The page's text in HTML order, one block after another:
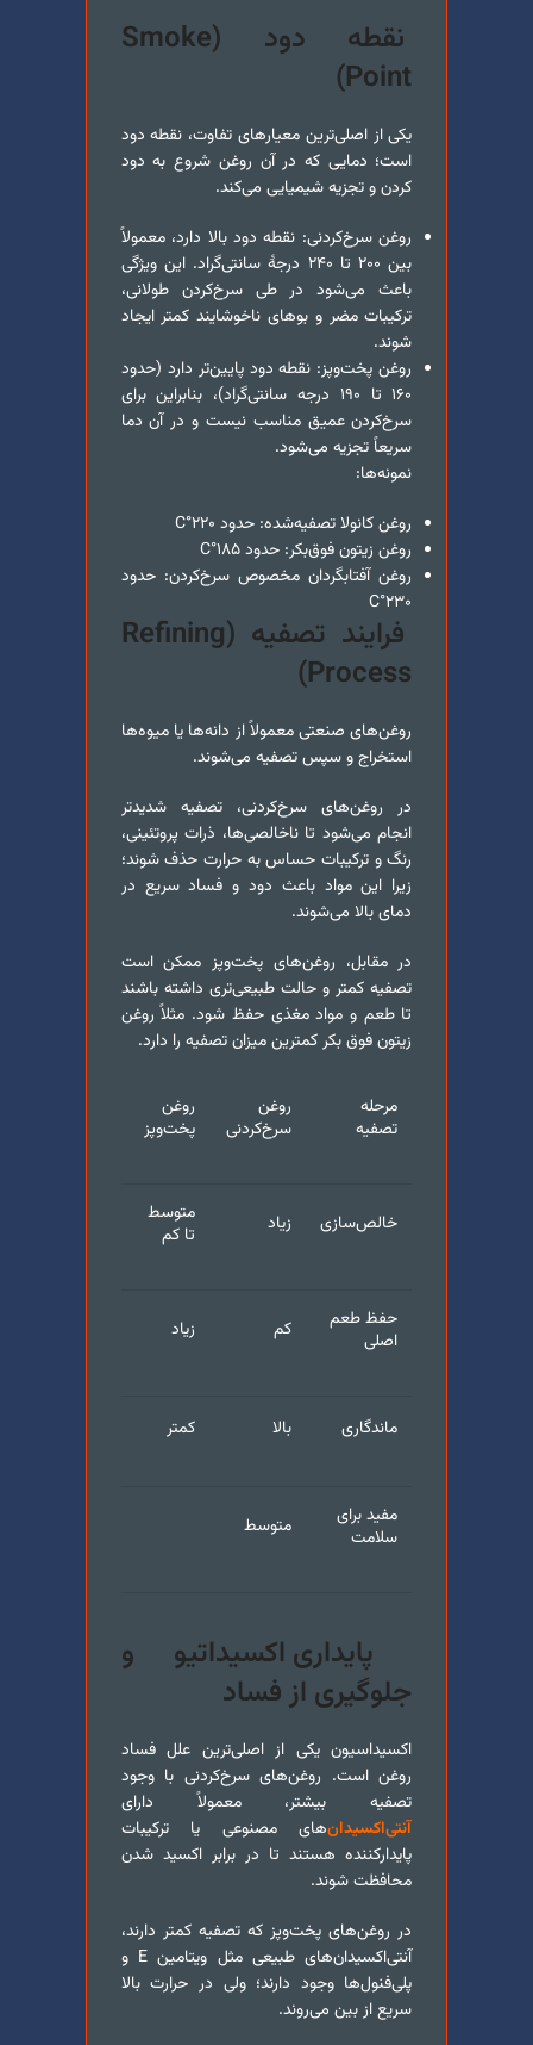
نقطه دود (Smoke
Point
)
یکی از اصلی‌ترین معیارهای تفاوت، نقطه دود
است؛ دمایی که در آن روغن شروع به دود
کردن و تجزیه شیمیایی می‌کند.
روغن سرخ‌کردنی: نقطه دود بالا دارد، معمولاً
بین ۲۰۰ تا ۲۴۰ درجهٔ سانتی‌گراد. این ویژگی
باعث می‌شود در طی سرخ‌کردن طولانی،
ترکیبات مضر و بوهای ناخوشایند کمتر ایجاد
شوند.
روغن پخت‌و‌پز: نقطه دود پایین‌تر دارد (حدود
۱۶۰ تا ۱۹۰ درجه سانتی‌گراد)، بنابراین برای
سرخ‌کردن عمیق مناسب نیست و در آن دما
سریعاً تجزیه می‌شود.
نمونه‌ها:
روغن کانولا تصفیه‌شده: حدود ۲۲۰°C
روغن زیتون فوق‌بکر: حدود ۱۸۵°C
روغن آفتابگردان مخصوص سرخ‌کردن: حدود
۲۳۰°C
فرایند تصفیه (Refining
Process
)
روغن‌های صنعتی معمولاً از دانه‌ها یا میوه‌ها
استخراج و سپس تصفیه می‌شوند.
در روغن‌های سرخ‌کردنی، تصفیه شدیدتر
انجام می‌شود تا ناخالصی‌ها، ذرات پروتئینی،
رنگ و ترکیبات حساس به حرارت حذف شوند؛
زیرا این مواد باعث دود و فساد سریع در
دمای بالا می‌شوند.
در مقابل، روغن‌های پخت‌و‌پز ممکن است
تصفیه کمتر و حالت طبیعی‌تری داشته باشند
تا طعم و مواد مغذی حفظ شود. مثلاً روغن
زیتون فوق بکر کمترین میزان تصفیه را دارد.
مرحله
تصفیه
روغن
سرخ‌کردنی
روغن
پخت‌و‌پز
خالص‌سازی زیاد
متوسط
تا کم
حفظ طعم
اصلی
کم زیاد
ماندگاری بالا کمتر
مفید برای
سلامت
متوسط
پایداری اکسیداتیو و
جلوگیری از فساد
اکسیداسیون یکی از اصلی‌ترین علل فساد
روغن است. روغن‌های سرخ‌کردنی با وجود
تصفیه بیشتر، معمولاً دارای
آنتی‌اکسیدان‌های مصنوعی یا ترکیبات
پایدارکننده هستند تا در برابر اکسید شدن
محافظت شوند.
در روغن‌های پخت‌و‌پز که تصفیه کمتر دارند،
آنتی‌اکسیدان‌های طبیعی مثل ویتامین E و
پلی‌فنول‌ها وجود دارند؛ ولی در حرارت بالا
سریع از بین می‌روند.